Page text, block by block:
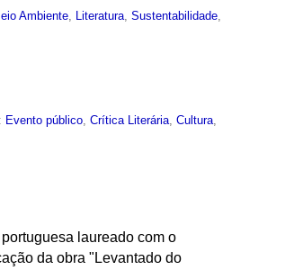
Ambiente Literatura ,Sustentabilidade
Evento público ,Crítica Literária ,Cultura
laureado com o
da obra "Levantado do